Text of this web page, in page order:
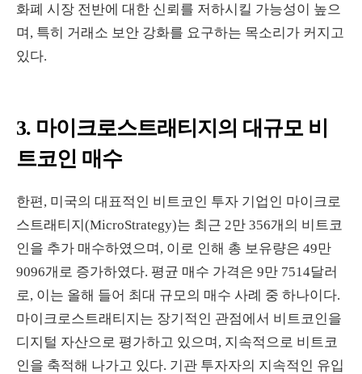
화폐 시장 전반에 대한 신뢰를 저하시킬 가능성이 높으
며, 특히 거래소 보안 강화를 요구하는 목소리가 커지고
있다.
3. 마이크로스트래티지의 대규모 비
트코인 매수
한편, 미국의 대표적인 비트코인 투자 기업인 마이크로
스트래티지(MicroStrategy)는 최근 2만 356개의 비트코
인을 추가 매수하였으며, 이로 인해 총 보유량은 49만
9096개로 증가하였다. 평균 매수 가격은 9만 7514달러
로, 이는 올해 들어 최대 규모의 매수 사례 중 하나이다.
마이크로스트래티지는 장기적인 관점에서 비트코인을
디지털 자산으로 평가하고 있으며, 지속적으로 비트코
인을 축적해 나가고 있다. 기관 투자자의 지속적인 유입